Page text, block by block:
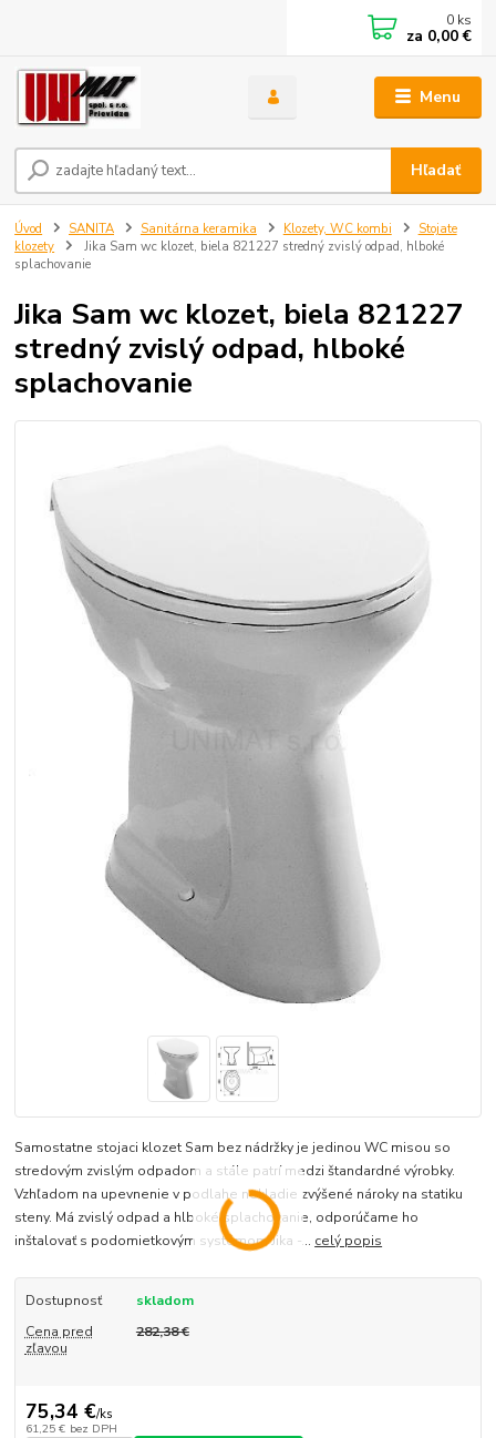
Menu
Hľadať
0 ks
za 0,00 €
Úvod SANITA Sanitárna keramika Klozety, WC kombi
Stojate
klozety
Jika Sam wc klozet, biela 821227 stredný zvislý odpad, hlboké
splachovanie
Jika Sam wc klozet, biela 821227
stredný zvislý odpad, hlboké
splachovanie
Samostatne stojaci klozet Sam bez nádržky je jedinou WC misou so
stredovým zvislým odpadom a stále patrí medzi štandardné výrobky.
Vzhľadom na upevnenie v podlahe nekladie zvýšené nároky na statiku
steny. Má zvislý odpad a hlboké splachovanie, odporúčame ho
inštalovať s podomietkovým systémom Jika -... celý popis
Dostupnosť
skladom
Cena pred
zľavou
282,38 €
75,34 €/ks
61,25 € bez DPH